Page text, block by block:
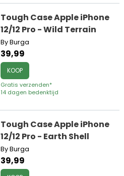
Tough Case Apple iPhone
12/12 Pro - Wild Terrain
By Burga
39,99
KOOP
Gratis verzenden*
14 dagen bedenktijd
Tough Case Apple iPhone
12/12 Pro - Earth Shell
By Burga
39,99